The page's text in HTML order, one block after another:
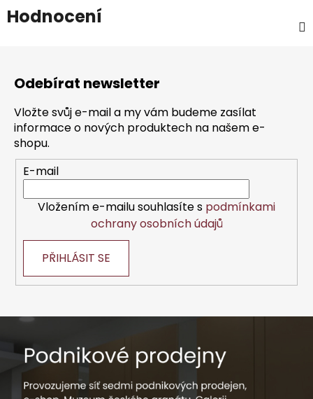
Hodnocení
Odebírat newsletter
Vložte svůj e-mail a my vám budeme zasílat
informace o nových produktech na našem e-
shopu.
E-mail
Vložením e-mailu souhlasíte s podmínkami
ochrany osobních údajů
PŘIHLÁSIT SE